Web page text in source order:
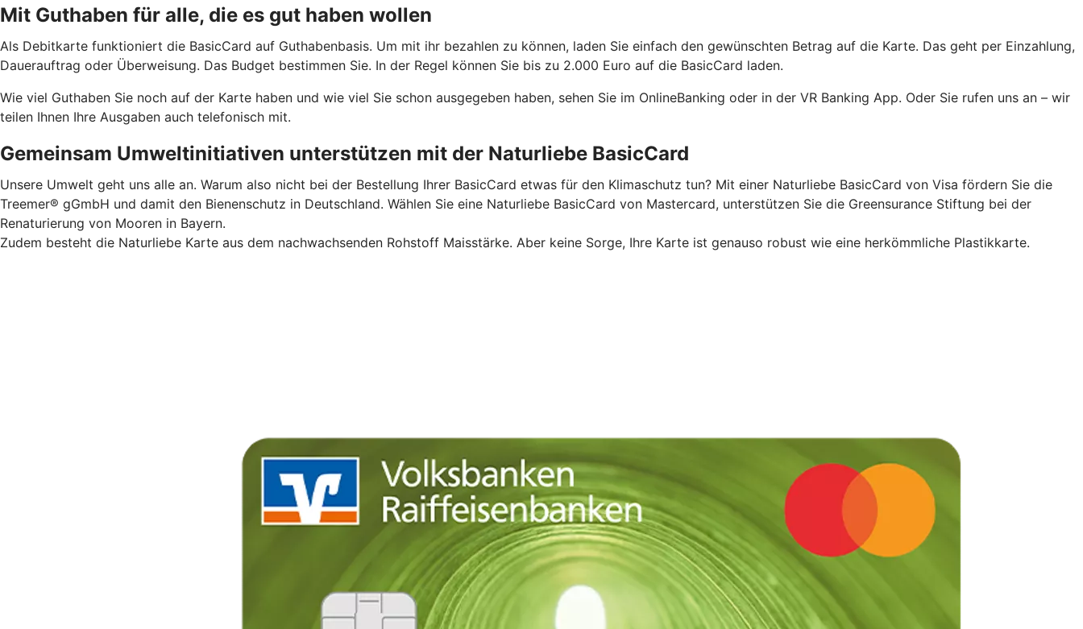
Mit Guthaben für alle, die es gut haben wollen
Als Debitkarte funktioniert die BasicCard auf Guthabenbasis. Um mit ihr bezahlen zu können, laden Sie einfach den gewünschten Betrag auf die Karte. Das geht per Einzahlung,
Dauerauftrag oder Überweisung. Das Budget bestimmen Sie. In der Regel können Sie bis zu 2.000 Euro auf die BasicCard laden.
Wie viel Guthaben Sie noch auf der Karte haben und wie viel Sie schon ausgegeben haben, sehen Sie im OnlineBanking oder in der VR Banking App. Oder Sie rufen uns an – wir
teilen Ihnen Ihre Ausgaben auch telefonisch mit.
Gemeinsam Umweltinitiativen unterstützen mit der Naturliebe BasicCard
Unsere Umwelt geht uns alle an. Warum also nicht bei der Bestellung Ihrer BasicCard etwas für den Klimaschutz tun? Mit einer Naturliebe BasicCard von Visa fördern Sie die
Treemer® gGmbH und damit den Bienenschutz in Deutschland. Wählen Sie eine Naturliebe BasicCard von Mastercard, unterstützen Sie die Greensurance Stiftung bei der
Renaturierung von Mooren in Bayern.
Zudem besteht die Naturliebe Karte aus dem nachwachsenden Rohstoff Maisstärke. Aber keine Sorge, Ihre Karte ist genauso robust wie eine herkömmliche Plastikkarte.